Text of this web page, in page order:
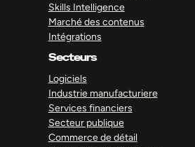
Skills Intelligence
Marché des contenus
Intégrations
Secteurs
Logiciels
Industrie manufacturiere
Services financiers
Secteur publique
Commerce de détail